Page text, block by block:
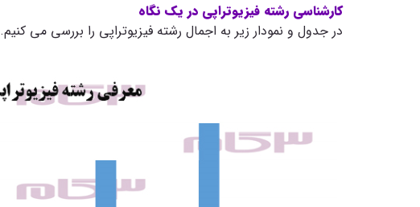
کارشناسی رشته فیزیوتراپی در یک نگاه
در جدول و نمودار زیر به اجمال رشته فیزیوتراپی را بررسی می کنیم.